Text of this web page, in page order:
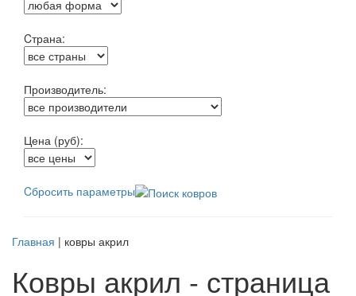
Cтрана:
Производитель:
Цена (руб):
Cбросить параметры
Главная | ковры акрил
Ковры акрил - страница